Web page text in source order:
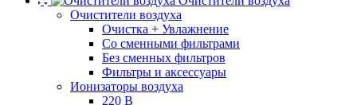
Очистители воздуха
Очистка + Увлажнение
Cо сменными фильтрами
Без сменных фильтров
Фильтры и аксессуары
Ионизаторы воздуха
220 В